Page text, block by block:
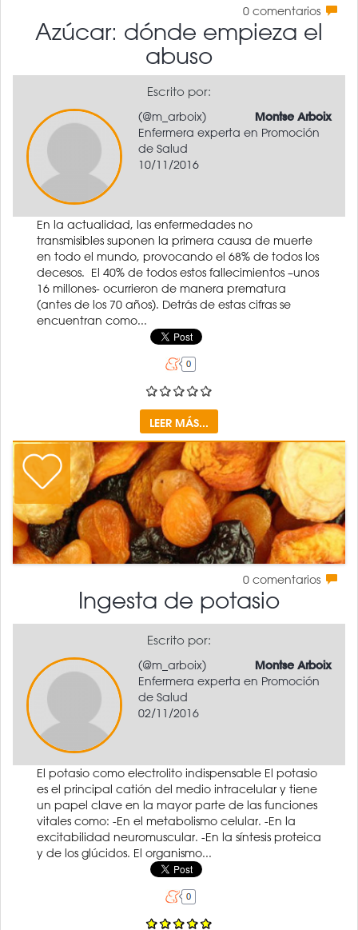
0 comentarios
Azúcar: dónde empieza el
abuso
Escrito por:
Montse Arboix
(@m_arboix)
Enfermera experta en Promoción
de Salud
10/11/2016
En la actualidad, las enfermedades no
transmisibles suponen la primera causa de muerte
en todo el mundo, provocando el 68% de todos los
decesos. El 40% de todos estos fallecimientos –unos
16 millones- ocurrieron de manera prematura
(antes de los 70 años). Detrás de estas cifras se
encuentran como...
LEER MÁS...
0 comentarios
Ingesta de potasio
Escrito por:
Montse Arboix
(@m_arboix)
Enfermera experta en Promoción
de Salud
02/11/2016
El potasio como electrolito indispensable El potasio
es el principal catión del medio intracelular y tiene
un papel clave en la mayor parte de las funciones
vitales como: -En el metabolismo celular. -En la
excitabilidad neuromuscular. -En la síntesis proteica
y de los glúcidos. El organismo...